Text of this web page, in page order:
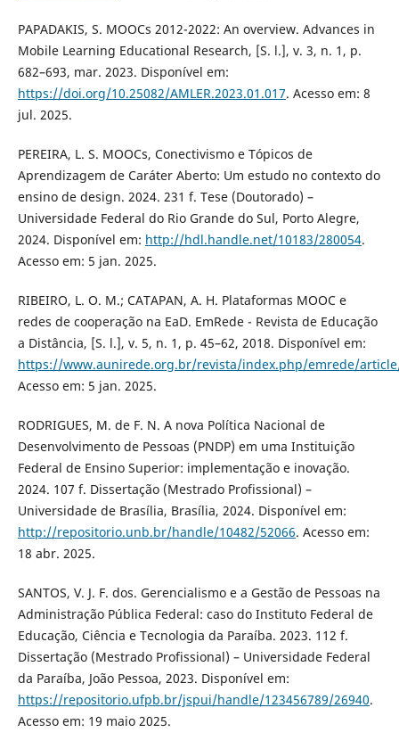
PAPADAKIS, S. MOOCs 2012-2022: An overview. Advances in
Mobile Learning Educational Research, [S. l.], v. 3, n. 1, p.
682–693, mar. 2023. Disponível em:
https://doi.org/10.25082/AMLER.2023.01.017. Acesso em: 8
jul. 2025.
PEREIRA, L. S. MOOCs, Conectivismo e Tópicos de
Aprendizagem de Caráter Aberto: Um estudo no contexto do
ensino de design. 2024. 231 f. Tese (Doutorado) –
Universidade Federal do Rio Grande do Sul, Porto Alegre,
2024. Disponível em: http://hdl.handle.net/10183/280054.
Acesso em: 5 jan. 2025.
RIBEIRO, L. O. M.; CATAPAN, A. H. Plataformas MOOC e
redes de cooperação na EaD. EmRede - Revista de Educação
a Distância, [S. l.], v. 5, n. 1, p. 45–62, 2018. Disponível em:
https://www.aunirede.org.br/revista/index.php/emrede/
Acesso em: 5 jan. 2025.
RODRIGUES, M. de F. N. A nova Política Nacional de
Desenvolvimento de Pessoas (PNDP) em uma Instituição
Federal de Ensino Superior: implementação e inovação.
2024. 107 f. Dissertação (Mestrado Profissional) –
Universidade de Brasília, Brasília, 2024. Disponível em:
http://repositorio.unb.br/handle/10482/52066. Acesso em:
18 abr. 2025.
SANTOS, V. J. F. dos. Gerencialismo e a Gestão de Pessoas na
Administração Pública Federal: caso do Instituto Federal de
Educação, Ciência e Tecnologia da Paraíba. 2023. 112 f.
Dissertação (Mestrado Profissional) – Universidade Federal
da Paraíba, João Pessoa, 2023. Disponível em:
https://repositorio.ufpb.br/jspui/handle/123456789/26940.
Acesso em: 19 maio 2025.